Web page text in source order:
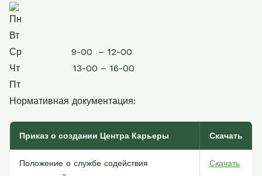
Пн
Вт
Ср
9-00
– 12-00
Чт
13-00 – 16-00
Пт
Нормативная документация:
Приказ о создании Центра Карьеры Скачать
Положение о службе содействия
Скачать